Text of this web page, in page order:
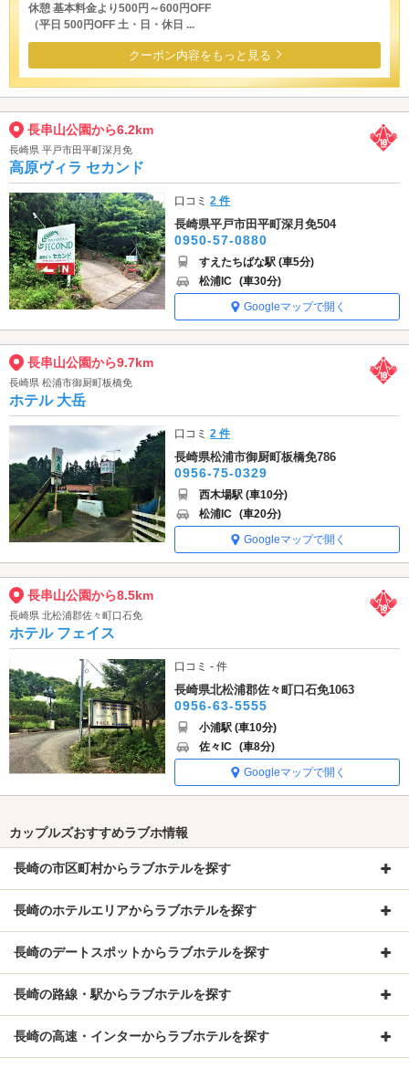
休憩 基本料金より500円～600円OFF
（平日 500円OFF 土・日・休日 ...
クーポン内容をもっと見る
長串山公園から6.2km
長崎県 平戸市田平町深月免
高原ヴィラ セカンド
口コミ2 件
長崎県平戸市田平町深月免504
0950-57-0880
すえたちばな駅 (車5分)
松浦IC (車30分)
Googleマップで開く
長串山公園から9.7km
長崎県 松浦市御厨町板橋免
ホテル 大岳
口コミ2 件
長崎県松浦市御厨町板橋免786
0956-75-0329
西木場駅 (車10分)
松浦IC (車20分)
Googleマップで開く
長串山公園から8.5km
長崎県 北松浦郡佐々町口石免
ホテル フェイス
口コミ - 件
長崎県北松浦郡佐々町口石免1063
0956-63-5555
小浦駅 (車10分)
佐々IC (車8分)
Googleマップで開く
カップルズおすすめラブホ情報
長崎の市区町村からラブホテルを探す
長崎のホテルエリアからラブホテルを探す
長崎のデートスポットからラブホテルを探す
長崎の路線・駅からラブホテルを探す
長崎の高速・インターからラブホテルを探す